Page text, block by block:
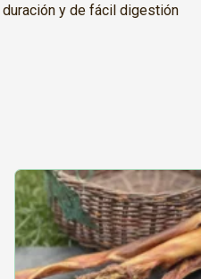
y de fácil digestión
Este
producto
tiene
múltiples
variantes.
Las